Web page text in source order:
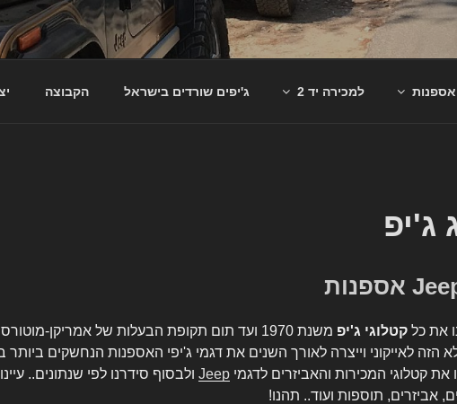
אספנות למכירה יד 2 ג'יפים שורדים בישראל הקבוצה
ג'יפ
את כל קטלוגי ג'יפ
משנת 1970 ועד תום תקופת הבעלות של אמריקן-
הזה לאייקוני וייצרה לאורך השנים את דגמי ג'יפי האספנות הנחשקים
את קטלוגי המכירות והאביזרים לדגמי Jeep ולבסוף סידרנו לפי שנתונים..
אביזרים, תוספות ועוד.. תהנו!